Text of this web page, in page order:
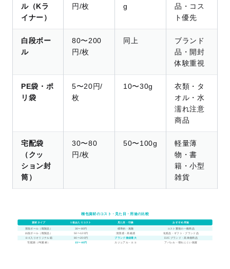
ル（Kラ
イナー）
円/枚
g
品・コス
ト優先
白段ボー
ル
80〜200
円/枚
同上
ブランド
品・開封
体験重視
PE袋・ポ
リ袋
5〜20円/
枚
10〜30g
衣類・タ
オル・水
濡れ注意
商品
宅配袋
（クッ
ション封
筒）
30〜80
円/枚
50〜100g
軽量薄
物・書
籍・小型
雑貨
梱包資材のコスト・見た目・用途の比較
資材タイプ 1枚あたりコスト 見た目・印象
おすすめ用途
茶段ボール（既製品）
30〜80円 標準的・無難
コスト重視の一般商品
白段ボール（既製品）
50〜120円 清潔感・高級感
化粧品・ギフト・ブランド品
ロゴ入りオリジナル箱
80〜200円 ブランド価値最大 D2Cブランド・高単価商品
宅配袋（PE素材） 15〜40円 カジュアル・エコ アパレル・壊れにくい雑貨